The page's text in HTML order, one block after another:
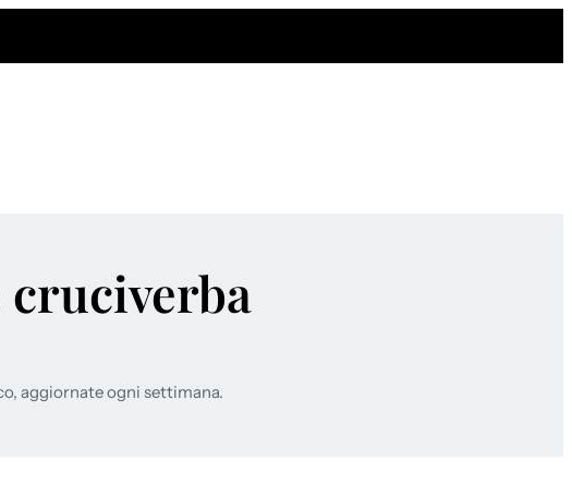
cruciverba
aggiornate ogni settimana.